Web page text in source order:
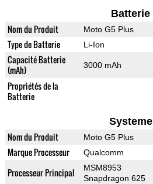
Batterie
Nom du Produit Moto G5 Plus
Type de Batterie Li-Ion
Capacité Batterie
(mAh)
3000 mAh
Propriétés de la
Batterie
Systeme
Nom du Produit Moto G5 Plus
Marque Processeur Qualcomm
Processeur Principal
MSM8953
Snapdragon 625